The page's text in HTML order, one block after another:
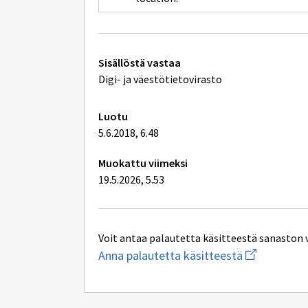
Tekniset
lisätiedot
Sisällöstä vastaa
Digi- ja väestötietovirasto
Luotu
5.6.2018, 6.48
Muokattu viimeksi
19.5.2026, 5.53
Voit antaa palautetta käsitteestä sanaston
Anna palautetta käsitteestä Aloita
uuden
kirjoitus